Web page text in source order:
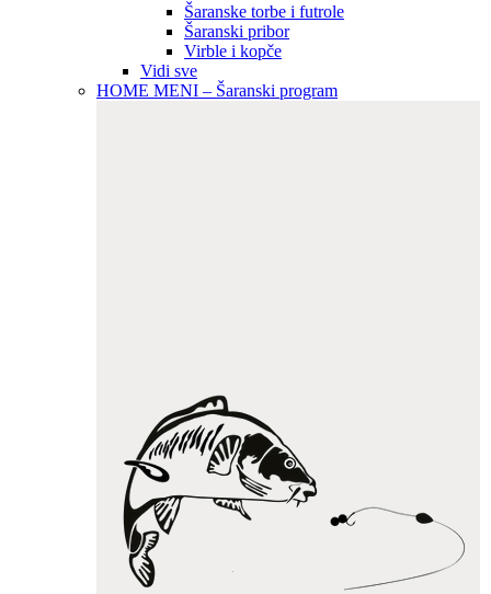
Šaranske torbe i futrole
Šaranski pribor
Virble i kopče
Vidi sve
HOME MENI – Šaranski program